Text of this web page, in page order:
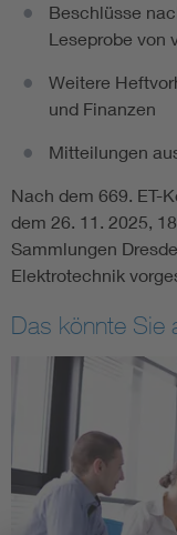
Beschlüsse
Leseprobe von
Weitere
und Finanzen
Mitteilungen
Nach dem 669. ET-
dem 26. 11. 2025,
Sammlungen
Elektrotechnik
Das könnte Sie